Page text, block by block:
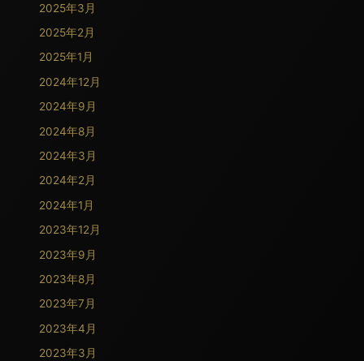
2025年3月
2025年2月
2025年1月
2024年12月
2024年9月
2024年8月
2024年3月
2024年2月
2024年1月
2023年12月
2023年9月
2023年8月
2023年7月
2023年4月
2023年3月